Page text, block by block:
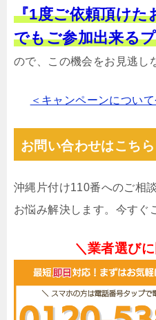
『1度ご依頼頂けた
でもご参加出来る
ので、この機会をお見逃し
＜キャンペーンについ
お問い合わせはこちら
沖縄片付け110番へのご相
お悩み解決します。今すぐ
＼業者選び